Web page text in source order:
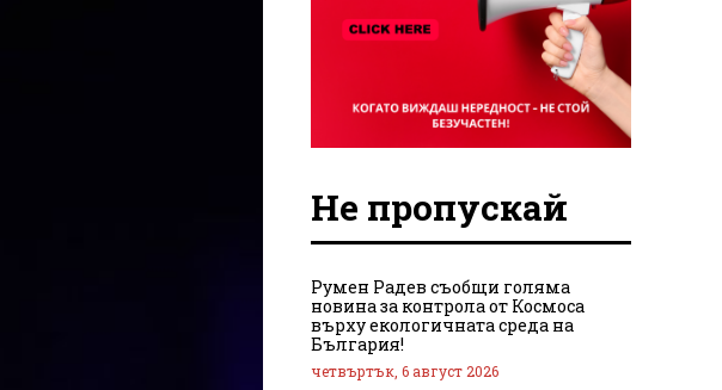
Не пропускай
Румен Радев съобщи голяма
новина за контрола от Космоса
върху екологичната среда на
България!
четвъртък, 6 август 2026